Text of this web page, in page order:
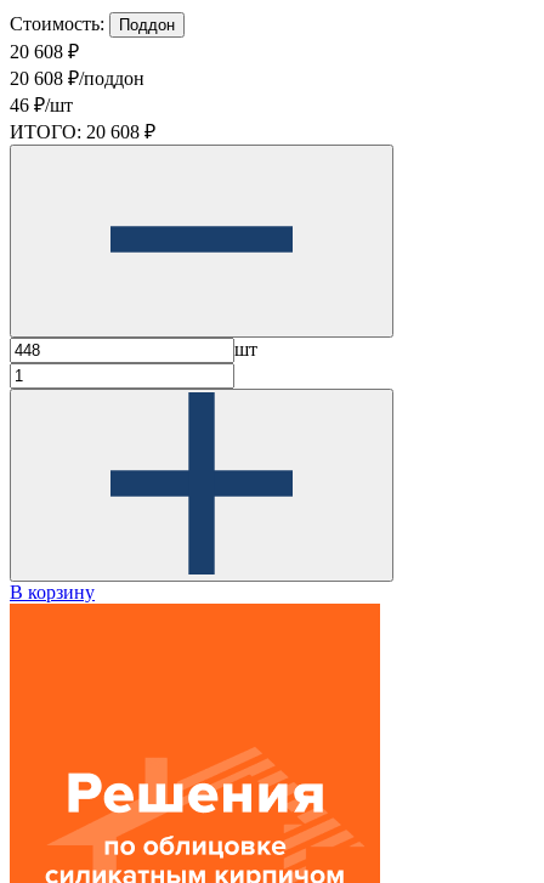
Стоимость: Поддон
20 608 ₽
20 608 ₽/поддон
46 ₽/шт
ИТОГО: 20 608 ₽
шт
В корзину